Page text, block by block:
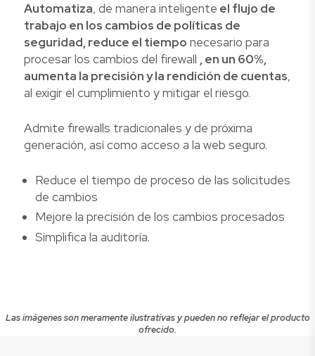
Automatiza, de manera inteligente el flujo de
trabajo en los cambios de políticas de
seguridad, reduce el tiempo necesario para
procesar los cambios del firewall , en un 60%,
aumenta la precisión y la rendición de cuentas,
al exigir el cumplimiento y mitigar el riesgo.
Admite firewalls tradicionales y de próxima
generación, así como acceso a la web seguro.
Reduce el tiempo de proceso de las solicitudes
de cambios
Mejore la precisión de los cambios procesados
Simplifica la auditoría.
Las imágenes son meramente ilustrativas y pueden no reflejar el producto
ofrecido.